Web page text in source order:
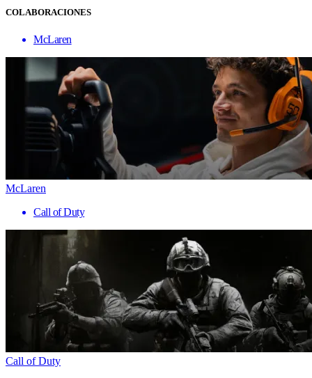
COLABORACIONES
McLaren
McLaren
Call of Duty
Call of Duty